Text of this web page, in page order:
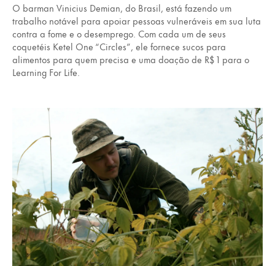
O barman Vinicius Demian, do Brasil, está fazendo um
trabalho notável para apoiar pessoas vulneráveis em sua luta
contra a fome e o desemprego. Com cada um de seus
coquetéis Ketel One “Circles”, ele fornece sucos para
alimentos para quem precisa e uma doação de R$ 1 para o
Learning For Life.